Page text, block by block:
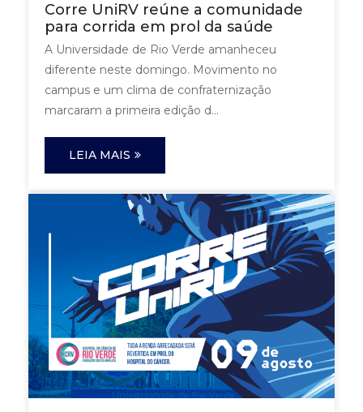
Corre UniRV reúne a comunidade
para corrida em prol da saúde
A Universidade de Rio Verde amanheceu
diferente neste domingo. Movimento no
campus e um clima de confraternização
marcaram a primeira edição d...
LEIA MAIS